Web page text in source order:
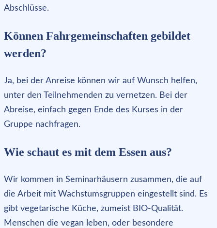
Abschlüsse.
Können Fahrgemeinschaften gebildet
werden?
Ja, bei der Anreise können wir auf Wunsch helfen,
unter den Teilnehmenden zu vernetzen. Bei der
Abreise, einfach gegen Ende des Kurses in der
Gruppe nachfragen.
Wie schaut es mit dem Essen aus?
Wir kommen in Seminarhäusern zusammen, die auf
die Arbeit mit Wachstumsgruppen eingestellt sind. Es
gibt vegetarische Küche, zumeist BIO-Qualität.
Menschen die vegan leben, oder besondere